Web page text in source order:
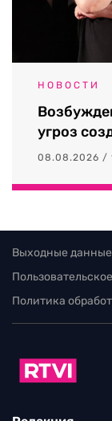
НОВОСТИ
угроз
08.08.2026 /
Выходные
Политика